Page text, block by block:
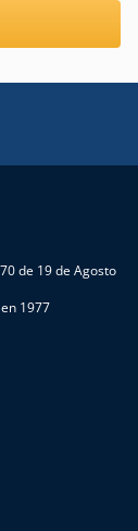
de 19 de Agosto
1977